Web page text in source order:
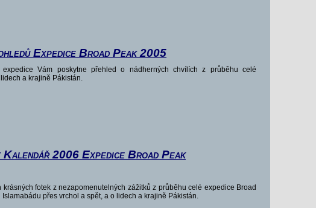
Expedice Broad Peak 2005
Vám poskytne přehled o nádherných chvílích z průběhu celé
a krajině Pákistán.
Kalendář 2006 Expedice Broad Peak
krásných fotek z nezapomenutelných zážitků z průběhu celé expedice Broad
Islamabádu přes vrchol a spět, a o lidech a krajině Pákistán.